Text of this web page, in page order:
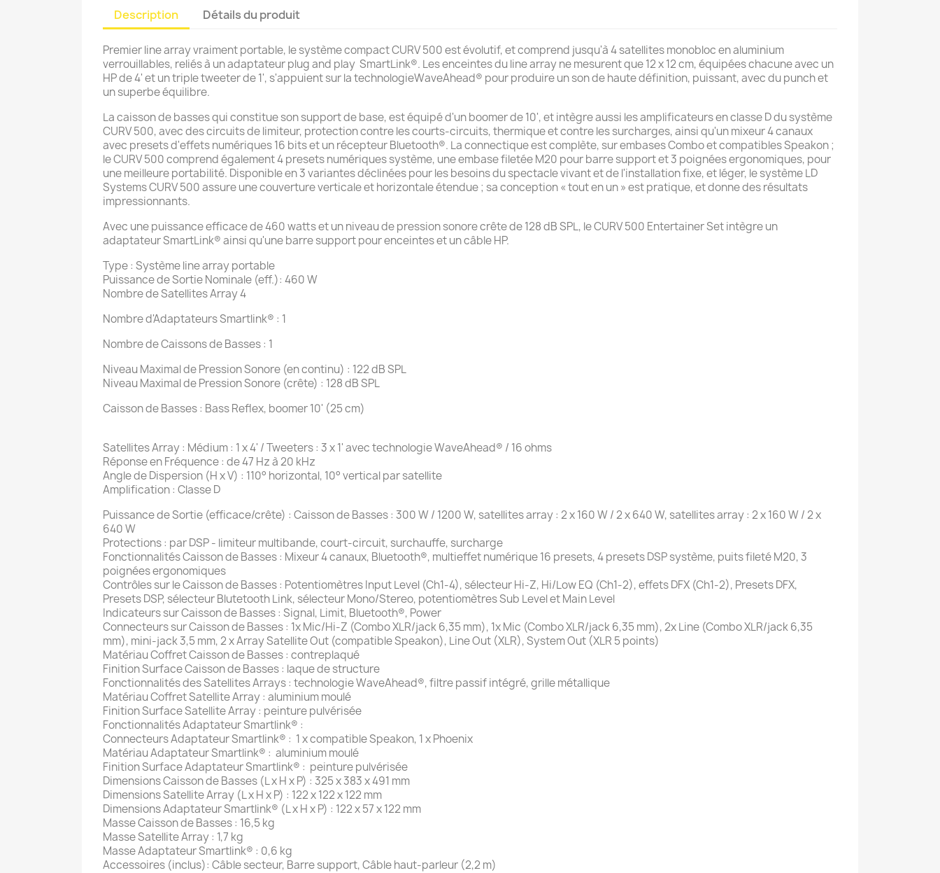
Description Détails du produit
Premier line array vraiment portable, le système compact CURV 500 est évolutif, et comprend jusqu'à 4 satellites monobloc en aluminium
verrouillables, reliés à un adaptateur plug and play SmartLink®. Les enceintes du line array ne mesurent que 12 x 12 cm, équipées chacune avec un
HP de 4' et un triple tweeter de 1', s'appuient sur la technologieWaveAhead® pour produire un son de haute définition, puissant, avec du punch et
un superbe équilibre.
La caisson de basses qui constitue son support de base, est équipé d'un boomer de 10', et intègre aussi les amplificateurs en classe D du système
CURV 500, avec des circuits de limiteur, protection contre les courts-circuits, thermique et contre les surcharges, ainsi qu'un mixeur 4 canaux
avec presets d'effets numériques 16 bits et un récepteur Bluetooth®. La connectique est complète, sur embases Combo et compatibles Speakon ;
le CURV 500 comprend également 4 presets numériques système, une embase filetée M20 pour barre support et 3 poignées ergonomiques, pour
une meilleure portabilité. Disponible en 3 variantes déclinées pour les besoins du spectacle vivant et de l'installation fixe, et léger, le système LD
Systems CURV 500 assure une couverture verticale et horizontale étendue ; sa conception « tout en un » est pratique, et donne des résultats
impressionnants.
Avec une puissance efficace de 460 watts et un niveau de pression sonore crête de 128 dB SPL, le CURV 500 Entertainer Set intègre un
adaptateur SmartLink® ainsi qu'une barre support pour enceintes et un câble HP.
Type : Système line array portable
Puissance de Sortie Nominale (eff.): 460 W
Nombre de Satellites Array 4
Nombre d'Adaptateurs Smartlink® : 1
Nombre de Caissons de Basses : 1
Niveau Maximal de Pression Sonore (en continu) : 122 dB SPL
Niveau Maximal de Pression Sonore (crête) : 128 dB SPL
Caisson de Basses : Bass Reflex, boomer 10' (25 cm)
Satellites Array : Médium : 1 x 4' / Tweeters : 3 x 1' avec technologie WaveAhead® / 16 ohms
Réponse en Fréquence : de 47 Hz à 20 kHz
Angle de Dispersion (H x V) : 110° horizontal, 10° vertical par satellite
Amplification : Classe D
Puissance de Sortie (efficace/crête) : Caisson de Basses : 300 W / 1200 W, satellites array : 2 x 160 W / 2 x 640 W, satellites array : 2 x 160 W / 2 x
640 W
Protections : par DSP - limiteur multibande, court-circuit, surchauffe, surcharge
Fonctionnalités Caisson de Basses : Mixeur 4 canaux, Bluetooth®, multieffet numérique 16 presets, 4 presets DSP système, puits fileté M20, 3
poignées ergonomiques
Contrôles sur le Caisson de Basses : Potentiomètres Input Level (Ch1-4), sélecteur Hi-Z, Hi/Low EQ (Ch1-2), effets DFX (Ch1-2), Presets DFX,
Presets DSP, sélecteur Blutetooth Link, sélecteur Mono/Stereo, potentiomètres Sub Level et Main Level
Indicateurs sur Caisson de Basses : Signal, Limit, Bluetooth®, Power
Connecteurs sur Caisson de Basses : 1x Mic/Hi-Z (Combo XLR/jack 6,35 mm), 1x Mic (Combo XLR/jack 6,35 mm), 2x Line (Combo XLR/jack 6,35
mm), mini-jack 3,5 mm, 2 x Array Satellite Out (compatible Speakon), Line Out (XLR), System Out (XLR 5 points)
Matériau Coffret Caisson de Basses : contreplaqué
Finition Surface Caisson de Basses : laque de structure
Fonctionnalités des Satellites Arrays : technologie WaveAhead®, filtre passif intégré, grille métallique
Matériau Coffret Satellite Array : aluminium moulé
Finition Surface Satellite Array : peinture pulvérisée
Fonctionnalités Adaptateur Smartlink® :
Connecteurs Adaptateur Smartlink® : 1 x compatible Speakon, 1 x Phoenix
Matériau Adaptateur Smartlink® : aluminium moulé
Finition Surface Adaptateur Smartlink® : peinture pulvérisée
Dimensions Caisson de Basses (L x H x P) : 325 x 383 x 491 mm
Dimensions Satellite Array (L x H x P) : 122 x 122 x 122 mm
Dimensions Adaptateur Smartlink® (L x H x P) : 122 x 57 x 122 mm
Masse Caisson de Basses : 16,5 kg
Masse Satellite Array : 1,7 kg
Masse Adaptateur Smartlink® : 0,6 kg
Accessoires (inclus): Câble secteur, Barre support, Câble haut-parleur (2,2 m)